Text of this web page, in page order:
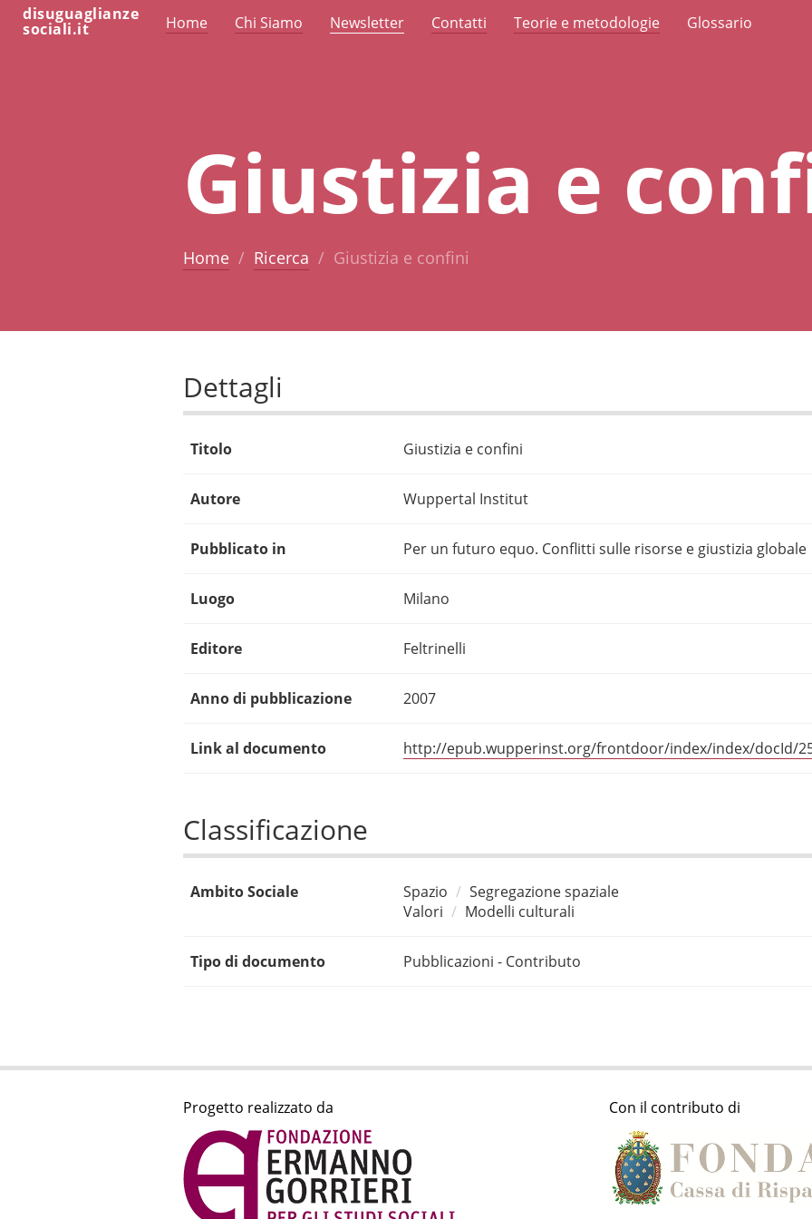
disuguaglianze
sociali.it Home Chi Siamo Newsletter Contatti Teorie e metodologie Glossario
Giustizia e
Home Ricerca Giustizia e confini
Dettagli
Titolo Giustizia e confini
Autore Wuppertal Institut
Pubblicato in Per un futuro equo. Conflitti sulle risorse e giustizia globale
Luogo Milano
Editore Feltrinelli
Anno di pubblicazione 2007
Link al documento http://epub.wupperinst.org/frontdoor/index/index/docId/
Classificazione
Ambito Sociale Spazio
Segregazione spaziale
Valori
Modelli culturali
Tipo di documento Pubblicazioni - Contributo
Progetto realizzato da Con il contributo di